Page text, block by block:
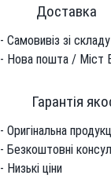
Доставка
- Самовивіз зі
- Нова пошта / Міст
Гарантiя
- Оригінальна
- Безкоштовні
- Низькі ціни